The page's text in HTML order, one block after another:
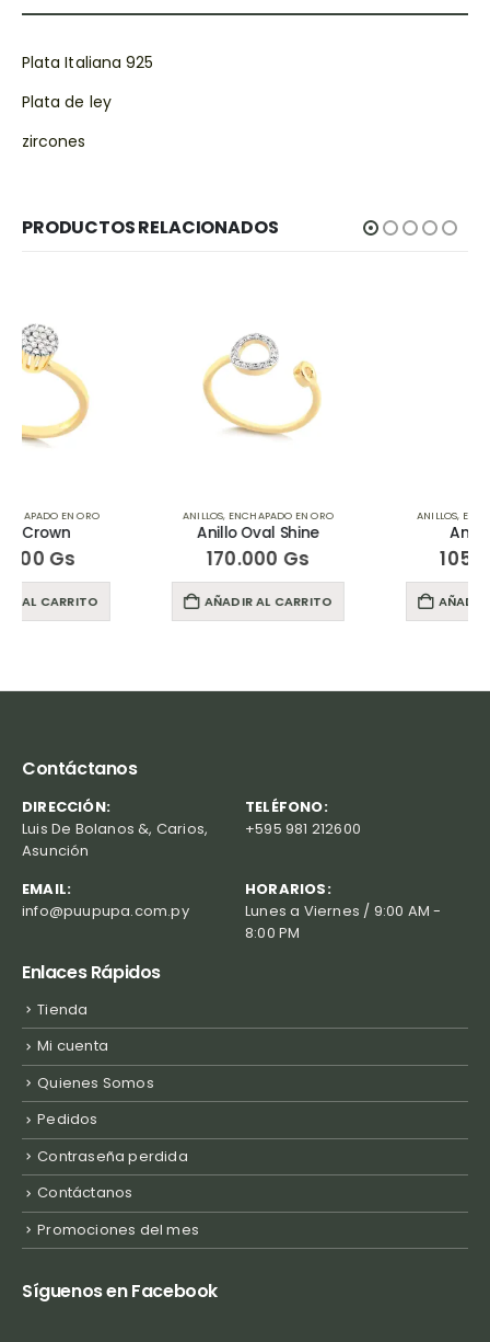
Plata Italiana 925
Plata de ley
zircones
PRODUCTOS RELACIONADOS
ANILLOS,ENCHAPADO EN ORO
Anillo Oval Shine
AÑADIR AL CARRITO
ANILLOS,ENCHAPADO EN ORO
Anillo Want
AÑADIR AL CARRITO
Contáctanos
DIRECCIÓN:
Luis De Bolanos &, Carios,
Asunción
TELÉFONO:
+595 981 212600
EMAIL:
info@puupupa.com.py
HORARIOS:
Lunes a Viernes / 9:00 AM -
8:00 PM
Enlaces Rápidos
Tienda
Mi cuenta
Quienes Somos
Pedidos
Contraseña perdida
Contáctanos
Promociones del mes
Síguenos en Facebook